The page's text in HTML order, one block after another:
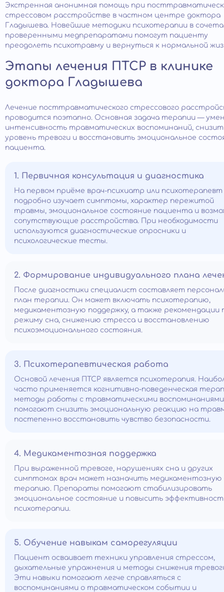
Экстренная анонимная помощь при
стрессовом расстройстве в частном центре доктора
Гладышева. Новейшие методики психотерапии в
проверенными медпрепаратами помогут пациенту
преодолеть психотравму и вернуться к нормальной
Этапы лечения ПТСР в клинике
доктора Гладышева
Лечение посттравматического стрессового
проводится поэтапно. Основная задача терапии —
интенсивность травматических воспоминаний,
уровень тревоги и восстановить эмоциональное
пациента.
1. Первичная консультация и диагностика
На первом приёме врач-психиатр или психотерапевт
подробно изучает симптомы, характер пережитой
травмы, эмоциональное состояние пациента и
сопутствующие расстройства. При необходимости
используются диагностические опросники и
психологические тесты.
2. Формирование индивидуального плана
После диагностики специалист составляет
план терапии. Он может включать психотерапию,
медикаментозную поддержку, а также рекомендации
режиму сна, снижению стресса и восстановлению
психоэмоционального состояния.
3. Психотерапевтическая работа
Основой лечения ПТСР является психотерапия.
часто применяется когнитивно-поведенческая
методы работы с травматическими
помогают снизить эмоциональную реакцию на
постепенно восстановить чувство безопасности.
4. Медикаментозная поддержка
При выраженной тревоге, нарушениях сна и других
симптомах врач может назначить медикаментозную
терапию. Препараты помогают стабилизировать
эмоциональное состояние и повысить
психотерапии.
5. Обучение навыкам саморегуляции
Пациент осваивает техники управления стрессом,
дыхательные упражнения и методы снижения
Эти навыки помогают легче справляться с
воспоминаниями о травматическом событии и